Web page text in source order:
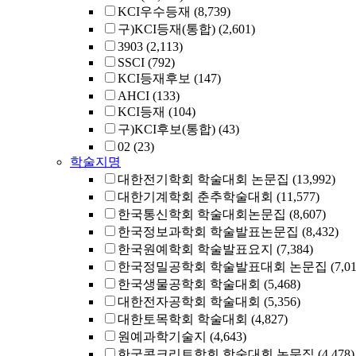
KCI우수등재 (8,739)
구)KCI등재(통합) (2,601)
3903 (2,113)
SSCI (792)
KCI등재후보 (147)
AHCI (133)
KCI등재 (104)
구)KCI후보(통합) (43)
02 (23)
학술지명
대한전기학회 학술대회 논문집 (13,992)
대한기계학회 춘추학술대회 (11,577)
한국통신학회 학술대회논문집 (8,607)
한국정보과학회 학술발표논문집 (8,432)
한국원예학회 학술발표요지 (7,384)
한국정밀공학회 학술발표대회 논문집
한국생물공학회 학술대회 (5,468)
대한전자공학회 학술대회 (5,356)
대한토목학회 학술대회 (4,827)
원예과학기술지 (4,643)